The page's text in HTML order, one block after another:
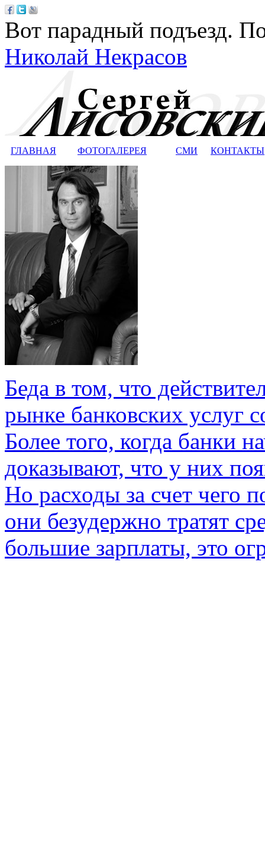
Вот парадный подъезд.
Николай Некрасов
ГЛАВНАЯ ФОТОГАЛЕРЕЯ СМИ КОНТАКТЫ
Беда в том, что
рынке банковских услуг
Более того, когда банки
доказывают, что у них
Но расходы за счет чего
они безудержно тратят
большие зарплаты, это